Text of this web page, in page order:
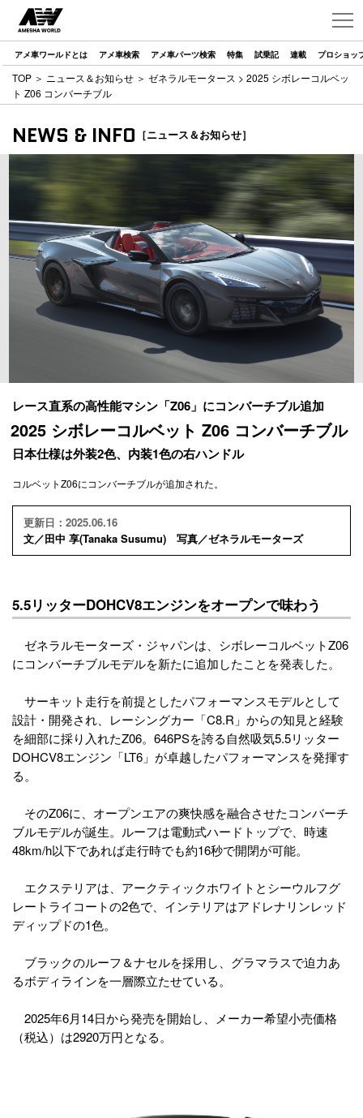
アメ車ワールドとは アメ車検索 アメ車パーツ検索 特集 試乗記 連載 プロショッ
TOP ＞ ニュース＆お知らせ ＞ ゼネラルモータース > 2025 シボレーコルベッ
ト Z06 コンバーチブル
NEWS & INFO ［ニュース＆お知らせ］
レース直系の高性能マシン「Z06」にコンバーチブル追加
2025 シボレーコルベット Z06 コンバーチブル
日本仕様は外装2色、内装1色の右ハンドル
コルベットZ06にコンバーチブルが追加された。
更新日：2025.06.16
文／田中 享(Tanaka Susumu) 写真／ゼネラルモーターズ
5.5リッターDOHCV8エンジンをオープンで味わう
ゼネラルモーターズ・ジャパンは、シボレーコルベットZ06
にコンバーチブルモデルを新たに追加したことを発表した。
サーキット走行を前提としたパフォーマンスモデルとして
設計・開発され、レーシングカー「C8.R」からの知見と経験
を細部に採り入れたZ06。646PSを誇る自然吸気5.5リッター
DOHCV8エンジン「LT6」が卓越したパフォーマンスを発揮す
る。
そのZ06に、オープンエアの爽快感を融合させたコンバーチ
ブルモデルが誕生。ルーフは電動式ハードトップで、時速
48km/h以下であれば走行時でも約16秒で開閉が可能。
エクステリアは、アークティックホワイトとシーウルフグ
レートライコートの2色で、インテリアはアドレナリンレッド
ディップドの1色。
ブラックのルーフ＆ナセルを採用し、グラマラスで迫力あ
るボディラインを一層際立たせている。
2025年6月14日から発売を開始し、メーカー希望小売価格
（税込）は2920万円となる。